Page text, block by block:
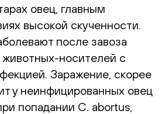
овец, главным
высокой скученности.
после завоза
носителей с
Заражение, скорее
у неинфицированных овец
попадании C. abortus,